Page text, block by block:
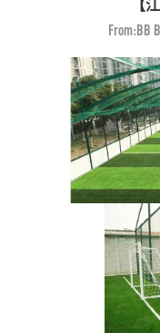
【
From:BB